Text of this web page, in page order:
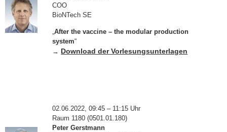
COO
BioNTech SE
„After the vaccine – the modular production
system“
→ Download der Vorlesungsunterlagen
02.06.2022, 09:45 – 11:15 Uhr
Raum 1180 (0501.01.180)
Peter Gerstmann